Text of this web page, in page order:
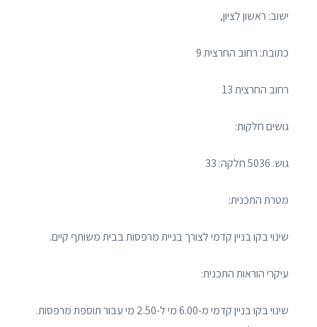
ישוב: ראשון לציון,
כתובת: רחוב החרצית 9
רחוב החרצית 13
גושים חלקות:
גוש: 5036 חלקה: 33
מטרת התכנית:
שינוי בקו בניין קדמי לצורך בניית מרפסות בבית משותף קיים.
עיקרי הוראות התכנית:
שינוי בקו בניין קדמי מ-6.00 מי ל-2.50 מי עבור תוספת מרפסות.